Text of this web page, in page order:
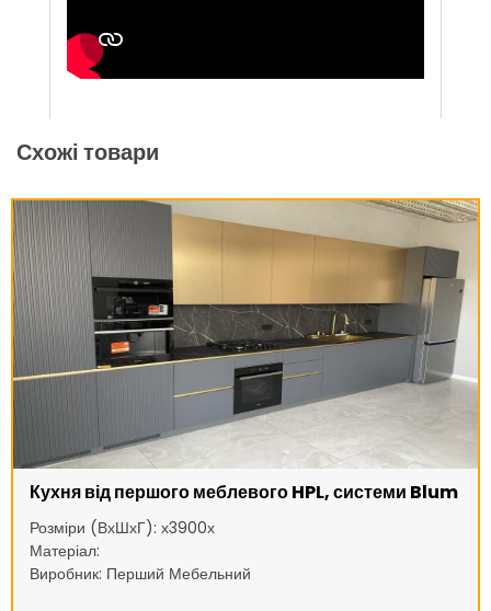
Схожі товари
Кухня від першого меблевого HPL, системи Blum
Розміри (ВхШхГ): х3900х
Матеріал:
Виробник: Перший Мебельний